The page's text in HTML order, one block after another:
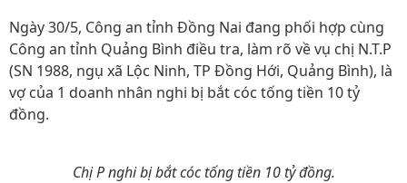
Ngày 30/5, Công an tỉnh Đồng Nai đang phối hợp cùng
Công an tỉnh Quảng Bình điều tra, làm rõ về vụ chị N.T.P
(SN 1988, ngụ xã Lộc Ninh, TP Đồng Hới, Quảng Bình), là
vợ của 1 doanh nhân nghi bị bắt cóc tống tiền 10 tỷ
đồng.
Chị P nghi bị bắt cóc tống tiền 10 tỷ đồng.